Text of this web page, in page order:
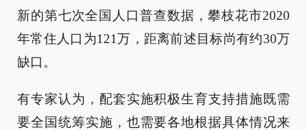
新的第七次全国人口普查数据，攀枝花市2020
年常住人口为121万，距离前述目标尚有约30万
缺口。
有专家认为，配套实施积极生育支持措施既需
要全国统筹实施，也需要各地根据具体情况来